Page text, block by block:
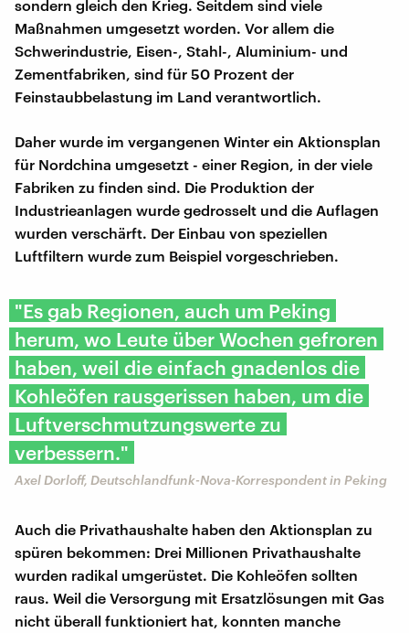
sondern gleich den Krieg. Seitdem sind viele
Maßnahmen umgesetzt worden. Vor allem die
Schwerindustrie, Eisen-, Stahl-, Aluminium- und
Zementfabriken, sind für 50 Prozent der
Feinstaubbelastung im Land verantwortlich.
Daher wurde im vergangenen Winter ein Aktionsplan
für Nordchina umgesetzt - einer Region, in der viele
Fabriken zu finden sind. Die Produktion der
Industrieanlagen wurde gedrosselt und die Auflagen
wurden verschärft. Der Einbau von speziellen
Luftfiltern wurde zum Beispiel vorgeschrieben.
"Es gab Regionen, auch um Peking
herum, wo Leute über Wochen gefroren
haben, weil die einfach gnadenlos die
Kohleöfen rausgerissen haben, um die
Luftverschmutzungswerte zu
verbessern."
Axel Dorloff, Deutschlandfunk-Nova-Korrespondent in Peking
Auch die Privathaushalte haben den Aktionsplan zu
spüren bekommen: Drei Millionen Privathaushalte
wurden radikal umgerüstet. Die Kohleöfen sollten
raus. Weil die Versorgung mit Ersatzlösungen mit Gas
nicht überall funktioniert hat, konnten manche